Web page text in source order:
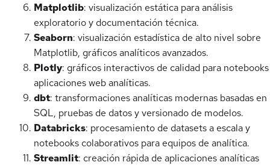
Matplotlib: visualización estática para análisis
exploratorio y documentación técnica.
Seaborn: visualización estadística de alto nivel sobre
Matplotlib, gráficos analíticos avanzados.
Plotly: gráficos interactivos de calidad para
aplicaciones web analíticas.
dbt: transformaciones analíticas modernas basadas en
SQL, pruebas de datos y versionado de modelos.
Databricks: procesamiento de datasets a escala y
notebooks colaborativos para equipos de analítica.
Streamlit: creación rápida de aplicaciones analíticas